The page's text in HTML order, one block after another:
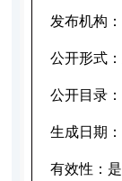
发布机构：
公开形式：
公开目录：
生成日期：
有效性： 是